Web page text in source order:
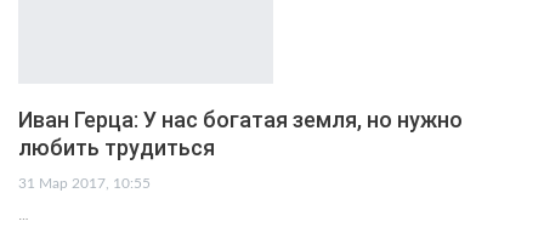
Иван Герца: У нас богатая земля, но нужно
любить трудиться
31 Мар 2017, 10:55
…